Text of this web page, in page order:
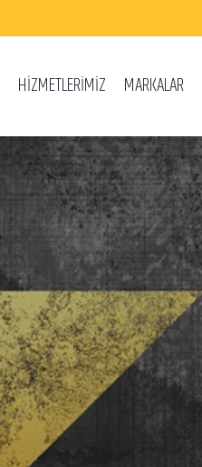
HİZMETLERİMİZ MARKALAR